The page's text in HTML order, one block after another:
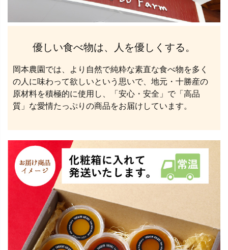
優しい食べ物は、人を優しくする。
岡本農園では、より自然で純粋な素直な食べ物を多く
の人に味わって欲しいという思いで、地元・十勝産の
原材料を積極的に使用し、「安心・安全」で「高品
質」な愛情たっぷりの商品をお届けしています。